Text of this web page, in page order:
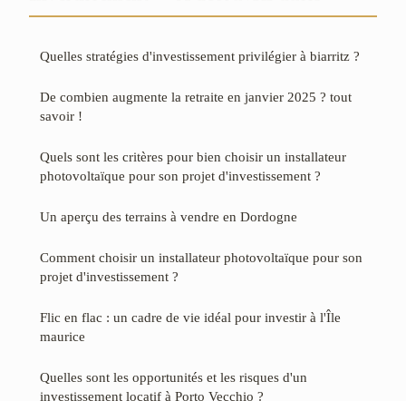
Quelles stratégies d'investissement privilégier à biarritz ?
De combien augmente la retraite en janvier 2025 ? tout
savoir !
Quels sont les critères pour bien choisir un installateur
photovoltaïque pour son projet d'investissement ?
Un aperçu des terrains à vendre en Dordogne
Comment choisir un installateur photovoltaïque pour son
projet d'investissement ?
Flic en flac : un cadre de vie idéal pour investir à l'Île
maurice
Quelles sont les opportunités et les risques d'un
investissement locatif à Porto Vecchio ?